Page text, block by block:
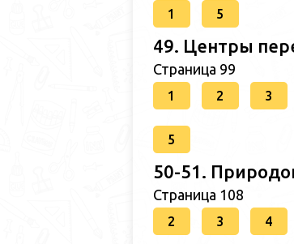
1 5
49. Центры
Страница 99
1 2 3
5
50-51.
Страница 108
2 3 4